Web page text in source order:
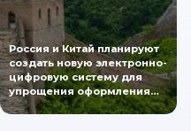
Россия и Китай планируют
создать новую электронно-
цифровую систему для
упрощения оформления…